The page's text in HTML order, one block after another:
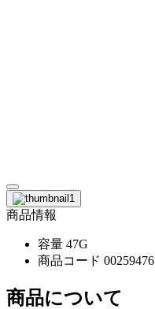
商品情報
容量 47G
商品コード 00259476
商品について